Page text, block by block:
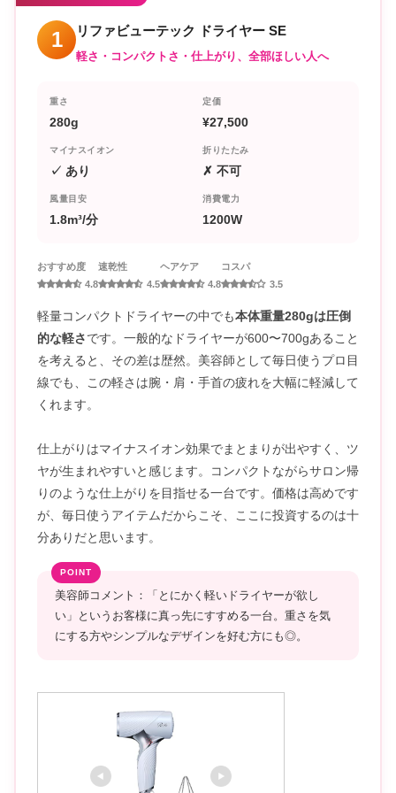
1 リファビューテック ドライヤー SE
軽さ・コンパクトさ・仕上がり、全部ほしい人へ
重さ
280g
定価
¥27,500
マイナスイオン
✓ あり
折りたたみ
✗ 不可
風量目安
1.8m³/分
消費電力
1200W
おすすめ度
4.8
速乾性
4.5
ヘアケア
4.8
コスパ
3.5
軽量コンパクトドライヤーの中でも本体重量280gは圧倒
的な軽さです。一般的なドライヤーが600〜700gあること
を考えると、その差は歴然。美容師として毎日使うプロ目
線でも、この軽さは腕・肩・手首の疲れを大幅に軽減して
くれます。
仕上がりはマイナスイオン効果でまとまりが出やすく、ツ
ヤが生まれやすいと感じます。コンパクトながらサロン帰
りのような仕上がりを目指せる一台です。価格は高めです
が、毎日使うアイテムだからこそ、ここに投資するのは十
分ありだと思います。
美容師コメント：「とにかく軽いドライヤーが欲し
い」というお客様に真っ先にすすめる一台。重さを気
にする方やシンプルなデザインを好む方にも◎。